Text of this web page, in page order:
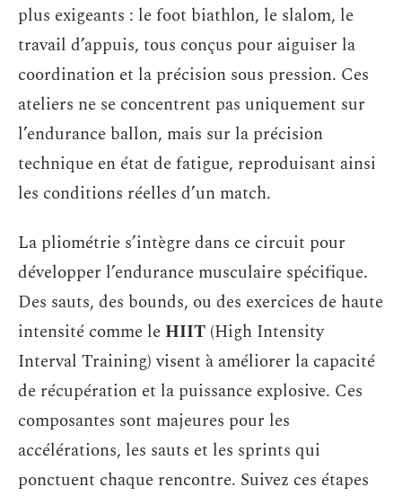
plus exigeants : le foot biathlon, le slalom, le
travail d’appuis, tous conçus pour aiguiser la
coordination et la précision sous pression. Ces
ateliers ne se concentrent pas uniquement sur
l’endurance ballon, mais sur la précision
technique en état de fatigue, reproduisant ainsi
les conditions réelles d’un match.
La pliométrie s’intègre dans ce circuit pour
développer l’endurance musculaire spécifique.
Des sauts, des bounds, ou des exercices de haute
intensité comme le HIIT (High Intensity
Interval Training) visent à améliorer la capacité
de récupération et la puissance explosive. Ces
composantes sont majeures pour les
accélérations, les sauts et les sprints qui
ponctuent chaque rencontre. Suivez ces étapes